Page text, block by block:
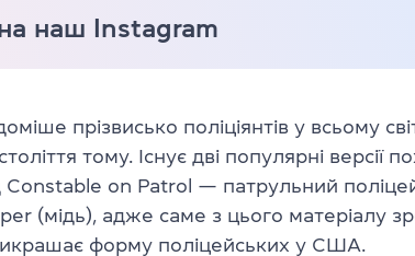
наш Instagram
прізвисько поліціянтів у всьому
тому. Існує дві популярні версії
Constable on Patrol — патрульний
(мідь), адже саме з цього матеріалу
форму поліцейських у США.